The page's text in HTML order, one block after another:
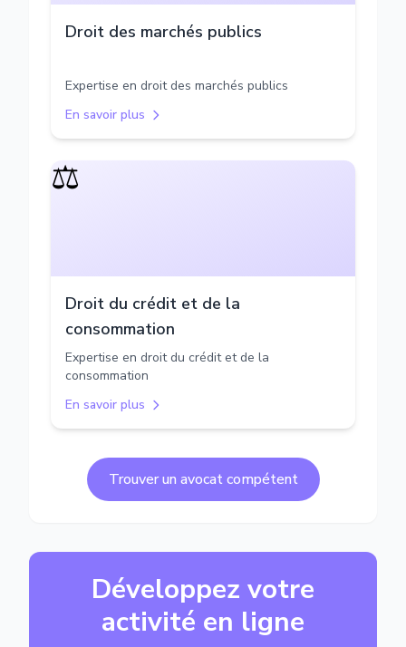
Droit des marchés publics
Expertise en droit des marchés publics
En savoir plus
⚖️
Droit du crédit et de la
consommation
Expertise en droit du crédit et de la
consommation
En savoir plus
Trouver un avocat compétent
Développez votre
activité en ligne